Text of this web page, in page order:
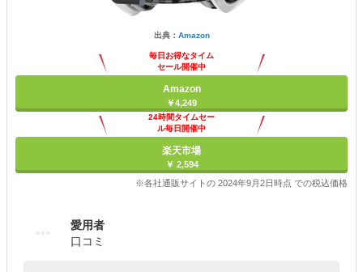
出典： Amazon
毎日お得なタイム
セール開催中
Amazon
￥4,249
24時間タイムセー
ル毎日開催中
楽天市場
￥ 2,594
※各社通販サイトの 2024年9月2日時点 での税込価格
愛用者
口コミ